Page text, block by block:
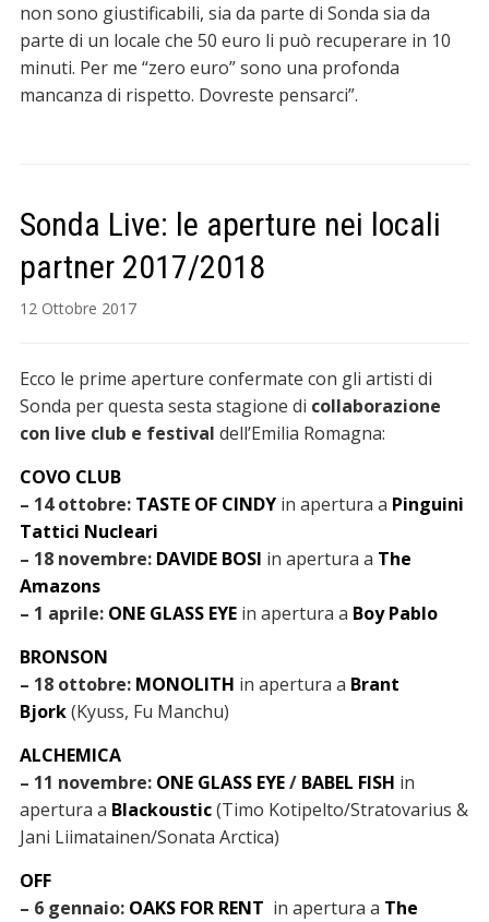
non sono giustificabili, sia da parte di Sonda sia da
parte di un locale che 50 euro li può recuperare in 10
minuti. Per me “zero euro” sono una profonda
mancanza di rispetto. Dovreste pensarci”.
Sonda Live: le aperture nei locali
partner 2017/2018
12 Ottobre 2017
Ecco le prime aperture confermate con gli artisti di
Sonda per questa sesta stagione di collaborazione
con live club e festival dell’Emilia Romagna:
COVO CLUB
– 14 ottobre: TASTE OF CINDY in apertura a Pinguini
Tattici Nucleari
– 18 novembre: DAVIDE BOSI in apertura a The
Amazons
– 1 aprile: ONE GLASS EYE in apertura a Boy Pablo
BRONSON
– 18 ottobre: MONOLITH in apertura a Brant
Bjork(Kyuss, Fu Manchu)
ALCHEMICA
– 11 novembre: ONE GLASS EYE/ BABEL FISH in
apertura a Blackoustic(Timo Kotipelto/Stratovarius &
Jani Liimatainen/Sonata Arctica)
OFF
– 6 gennaio: OAKS FOR RENT in apertura a The